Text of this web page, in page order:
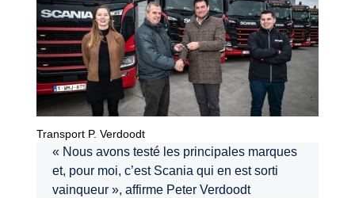
Transport P. Verdoodt
« Nous avons testé les principales marques
et, pour moi, c’est Scania qui en est sorti
vainqueur », affirme Peter Verdoodt